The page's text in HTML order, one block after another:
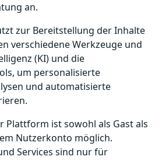
an.
zur Bereitstellung der Inhalte
verschiedene Werkzeuge und
(KI) und die
um personalisierte
und automatisierte
Plattform ist sowohl als Gast als
Nutzerkonto möglich.
Services sind nur für